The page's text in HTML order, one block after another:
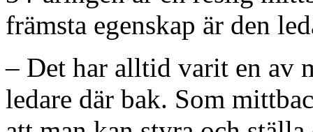
främsta egenskap är den
– Det har alltid varit en av
ledare där bak. Som